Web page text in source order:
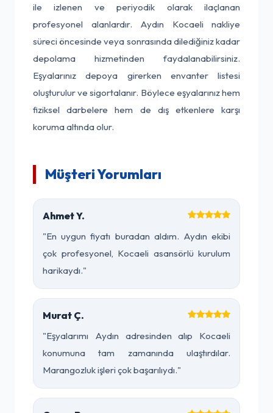
ile izlenen ve periyodik olarak ilaçlanan
profesyonel alanlardır. Aydın Kocaeli nakliye
süreci öncesinde veya sonrasında dilediğiniz kadar
depolama hizmetinden faydalanabilirsiniz.
Eşyalarınız depoya girerken envanter listesi
oluşturulur ve sigortalanır. Böylece eşyalarınız hem
fiziksel darbelere hem de dış etkenlere karşı
koruma altında olur.
Müşteri Yorumları
Ahmet Y.
"En uygun fiyatı buradan aldım. Aydın ekibi
çok profesyonel, Kocaeli asansörlü kurulum
harikaydı."
Murat Ç.
"Eşyalarımı Aydın adresinden alıp Kocaeli
konumuna tam zamanında ulaştırdılar.
Marangozluk işleri çok başarılıydı."